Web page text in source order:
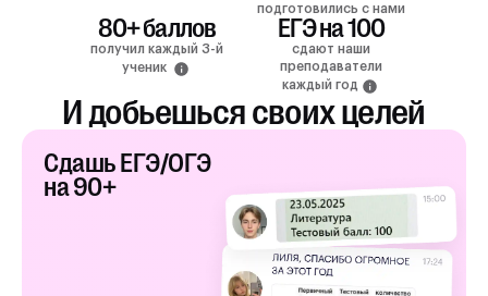
подготовились с нами
80+ баллов
получил каждый 3-й
ученик
ЕГЭ на 100
сдают наши
преподаватели
каждый год
И добьешься своих целей
Сдашь ЕГЭ/ОГЭ
на 90+